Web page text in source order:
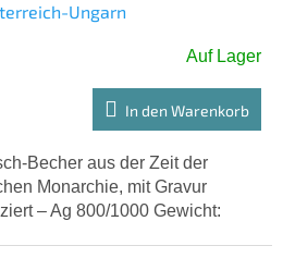
Ungarn
Auf Lager
In den Warenkorb
Becher aus der Zeit der
Monarchie, mit Gravur
– Ag 800/1000 Gewicht: